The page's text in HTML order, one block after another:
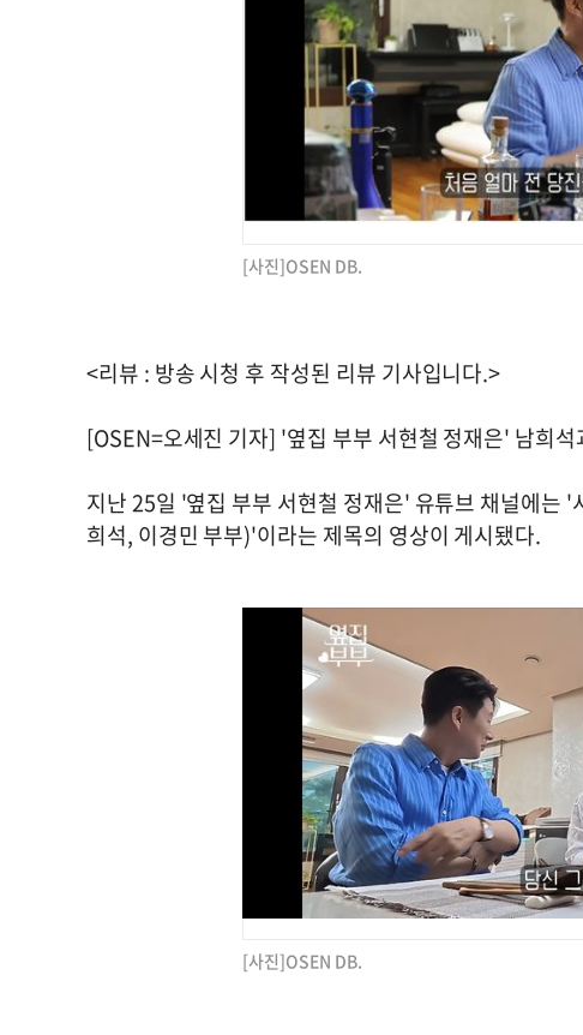
[사진]OSEN DB.
<리뷰 : 방송 시청 후 작성된 리뷰 기사입니다.>
[OSEN=오세진 기자] '옆집 부부 서현철 정재은' 남희
지난 25일 '옆집 부부 서현철 정재은' 유튜브 채널에는
희석, 이경민 부부)'이라는 제목의 영상이 게시됐다.
[사진]OSEN DB.